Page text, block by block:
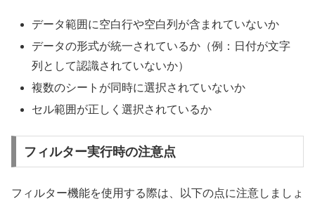
データ範囲に空白行や空白列が含まれていないか
データの形式が統一されているか（例：日付が文字
列として認識されていないか）
複数のシートが同時に選択されていないか
セル範囲が正しく選択されているか
フィルター実行時の注意点
フィルター機能を使用する際は、以下の点に注意しましょ